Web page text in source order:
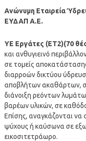
Ανώνυμη Εταιρεία
ΕΥΔΑΠ Α.Ε.
ΥΕ Εργάτες (ΕΤ2)(70
και ανθυγιεινό
σε τομείς
διαρροών δικτύου
αποβλήτων ακαθάρτων,
διάνοιξη ρεόντων
βαρέων υλικών, σε
Επίσης, αναγκάζονται να
ψύχους ή καύσωνα σε
εικοσιτετράωρο.